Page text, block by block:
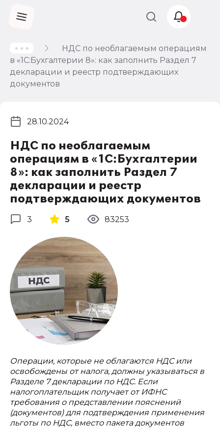
НДС по необлагаемым операциям
в «1С:Бухгалтерии 8»: как заполнить Раздел 7
декларации и реестр подтверждающих
документов
НДС по необлагаемым
операциям в «1С:Бухгалтерии
8»: как заполнить Раздел 7
декларации и реестр
подтверждающих документов
28.10.2024
3 5 83253
Операции, которые не облагаются НДС или
освобождены от налога, должны указываться в
Разделе 7 декларации по НДС. Если
налогоплательщик получает от ИФНС
требования о представлении пояснений
(документов) для подтверждения применения
льготы по НДС, вместо пакета документов
Учет и
налогообложение
Автоматизация